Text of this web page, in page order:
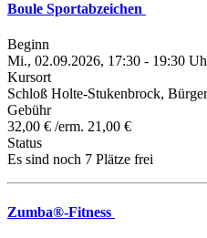
Boule Sportabzeichen
Beginn
Mi., 02.09.2026, 17:30 - 19:30
Kursort
Schloß Holte-Stukenbrock,
Gebühr
32,00 € /erm. 21,00 €
Status
Es sind noch 7 Plätze frei
Zumba®-Fitness